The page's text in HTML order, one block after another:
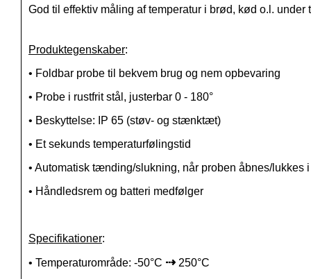
God til effektiv måling af temperatur i brød, kød o.l. under
Produktegenskaber:
• Foldbar probe til bekvem brug og nem opbevaring
• Probe i rustfrit stål, justerbar 0 - 180°
• Beskyttelse: IP 65 (støv- og stænktæt)
• Et sekunds temperaturfølingstid
• Automatisk tænding/slukning, når proben åbnes/lukkes
• Håndledsrem og batteri medfølger
Specifikationer:
• Temperaturområde: -50°C ⇢ 250°C